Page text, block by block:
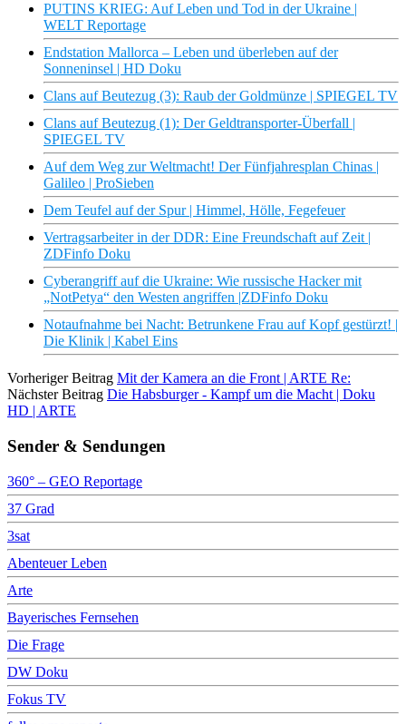
PUTINS KRIEG: Auf Leben und Tod in der Ukraine |
WELT Reportage
Endstation Mallorca – Leben und überleben auf der
Sonneninsel | HD Doku
Clans auf Beutezug (3): Raub der Goldmünze | SPIEGEL TV
Clans auf Beutezug (1): Der Geldtransporter-Überfall |
SPIEGEL TV
Auf dem Weg zur Weltmacht! Der Fünfjahresplan Chinas |
Galileo | ProSieben
Dem Teufel auf der Spur | Himmel, Hölle, Fegefeuer
Vertragsarbeiter in der DDR: Eine Freundschaft auf Zeit |
ZDFinfo Doku
Cyberangriff auf die Ukraine: Wie russische Hacker mit
„NotPetya“ den Westen angriffen |ZDFinfo Doku
Notaufnahme bei Nacht: Betrunkene Frau auf Kopf gestürzt! |
Die Klinik | Kabel Eins
Vorheriger Beitrag Mit der Kamera an die Front | ARTE Re:
Nächster Beitrag Die Habsburger - Kampf um die Macht | Doku
HD | ARTE
Sender & Sendungen
360° – GEO Reportage
37 Grad
3sat
Abenteuer Leben
Arte
Bayerisches Fernsehen
Die Frage
DW Doku
Fokus TV